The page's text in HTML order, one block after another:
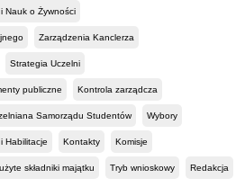
i Nauk o Żywności
Zarządzenia Kanclerza
Strategia Uczelni
publiczne Kontrola zarządcza
Samorządu Studentów Wybory
Habilitacje Kontakty Komisje
składniki majątku Tryb wnioskowy Redakcja